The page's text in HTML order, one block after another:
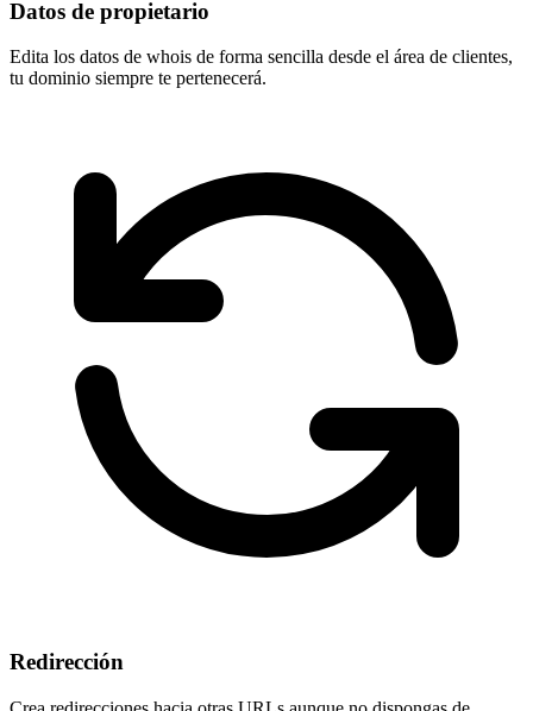
Datos de propietario
Edita los datos de whois de forma sencilla desde el área de clientes,
tu dominio siempre te pertenecerá.
Redirección